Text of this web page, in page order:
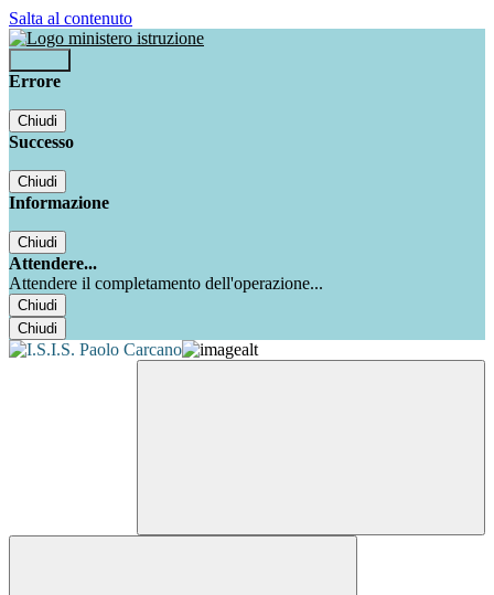
Salta al contenuto
Errore
Chiudi
Successo
Chiudi
Informazione
Chiudi
Attendere...
Attendere il completamento dell'operazione...
Chiudi
Chiudi